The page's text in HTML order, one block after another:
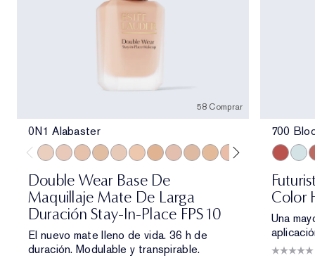
58 Comprar
0N1 Alabaster
Double Wear Base De
Maquillaje Mate De Larga
Duración Stay-In-Place FPS 10
El nuevo mate lleno de vida. 36 h de
duración. Modulable y transpirable.
700
Color
Una